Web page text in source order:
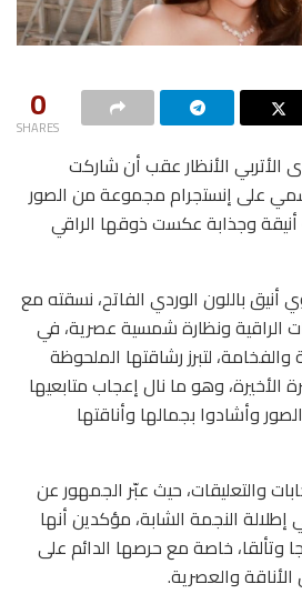
0
SHARES
الأنظار عقب أن شاركت
على إنستجرام مجموعة من الصور
أنيقة وجذابة عكست ذوقها الراقي
باللون الوردي الفاتح، نسقته مع
ونظارة شمسية عصرية، في
لتبرز رشاقتها الملحوظة
الأخيرة، وهو ما نال إعجاب متابعيها
وأشادوا بجمالها وأناقتها
والتعليقات، حيث عبّر الجمهور عن
إطلالة النجمة الشابة، مؤكدين أنها
وتألقا، خاصة مع حرصها الدائم على
والعصرية.